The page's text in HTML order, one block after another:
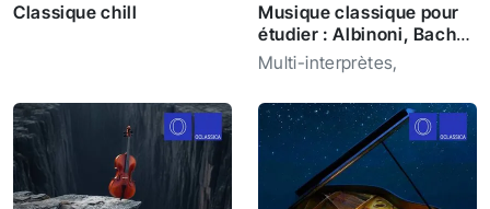
Classique chill
Musique classique pour
étudier : Albinoni, Bach,
Beethoven, Bryukhno,
Debussy, Gluck, Liszt,
Mozart, Schubert &
Tchaïkovsky
Multi-interprètes,